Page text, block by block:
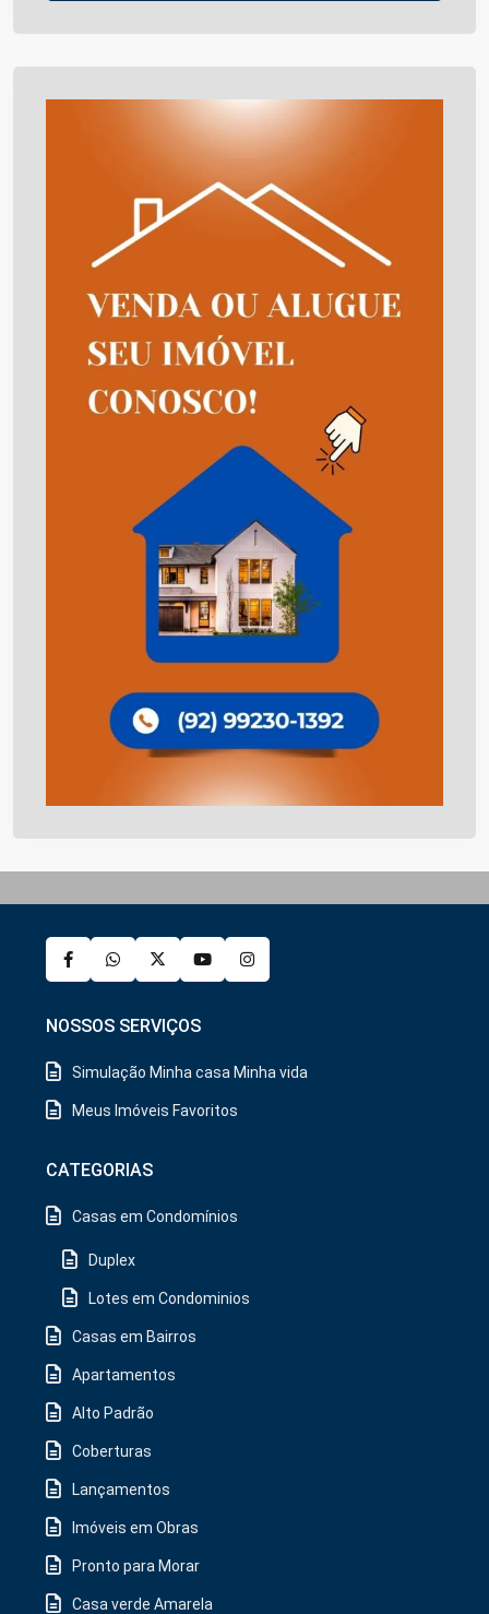
NOSSOS SERVIÇOS
Simulação Minha casa Minha vida
Meus Imóveis Favoritos
CATEGORIAS
Casas em Condomínios
Duplex
Lotes em Condominios
Casas em Bairros
Apartamentos
Alto Padrão
Coberturas
Lançamentos
Imóveis em Obras
Pronto para Morar
Casa verde Amarela